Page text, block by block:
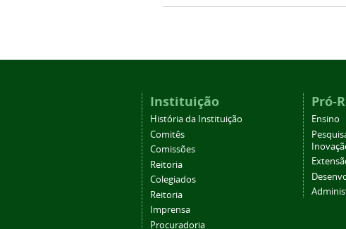
Instituição
História da Instituição
Comitês
Comissões
Reitoria
Colegiados
Reitoria
Imprensa
Procuradoria
Pró-
Ensino